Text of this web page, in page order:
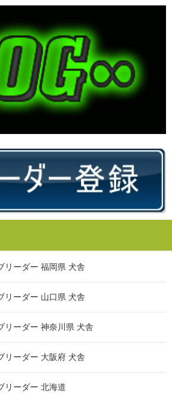
リーダー 福岡県 犬舎
リーダー 山口県 犬舎
リーダー 神奈川県 犬舎
リーダー 大阪府 犬舎
リーダー 北海道